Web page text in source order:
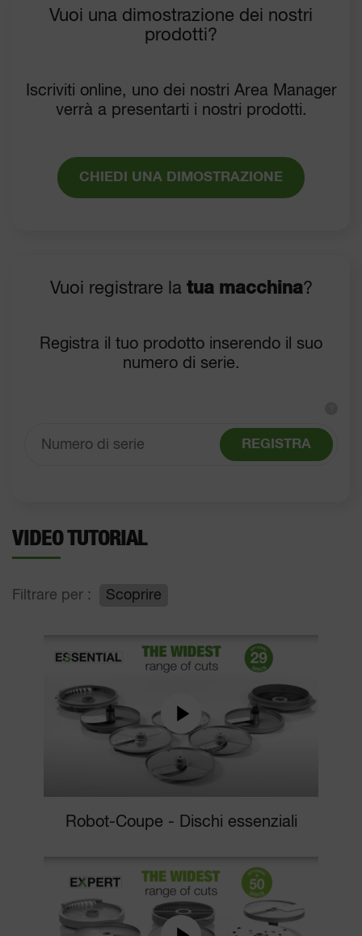
Vuoi una dimostrazione dei nostri
prodotti?
Iscriviti online, uno dei nostri Area Manager
verrà a presentarti i nostri prodotti.
CHIEDI UNA DIMOSTRAZIONE
Vuoi registrare la tua macchina?
Registra il tuo prodotto inserendo il suo
numero di serie.
REGISTRA
VIDEO TUTORIAL
Filtrare per : Scoprire
Robot-Coupe - Dischi essenziali